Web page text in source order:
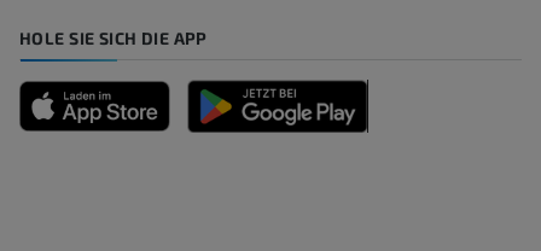
HOLE SIE SICH DIE APP